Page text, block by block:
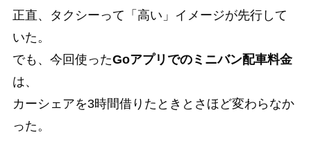
正直、タクシーって「高い」イメージが先行して
いた。
でも、今回使ったGoアプリでのミニバン配車料金
は、
カーシェアを3時間借りたときとさほど変わらなか
った。